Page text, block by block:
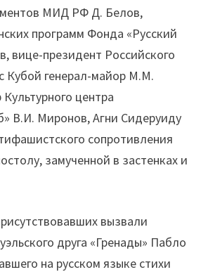
МИД РФ Д. Белов,
программ Фонда «Русский
вице-президент Российского
Кубой генерал-майор М.М.
центра
В.И. Миронов, Агни Сидеруиду
сопротивления
замученной в застенках и
вызвали
друга «Гренады» Пабло
на русском языке стихи